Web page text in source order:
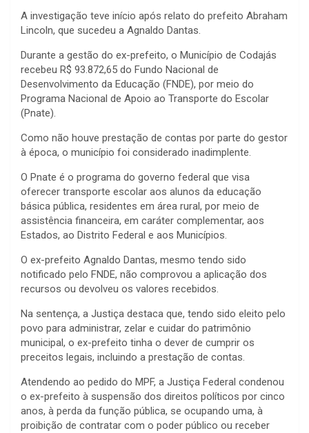
A investigação teve início após relato do prefeito Abraham
Lincoln, que sucedeu a Agnaldo Dantas.
Durante a gestão do ex-prefeito, o Município de Codajás
recebeu R$ 93.872,65 do Fundo Nacional de
Desenvolvimento da Educação (FNDE), por meio do
Programa Nacional de Apoio ao Transporte do Escolar
(Pnate).
Como não houve prestação de contas por parte do gestor
à época, o município foi considerado inadimplente.
O Pnate é o programa do governo federal que visa
oferecer transporte escolar aos alunos da educação
básica pública, residentes em área rural, por meio de
assistência financeira, em caráter complementar, aos
Estados, ao Distrito Federal e aos Municípios.
O ex-prefeito Agnaldo Dantas, mesmo tendo sido
notificado pelo FNDE, não comprovou a aplicação dos
recursos ou devolveu os valores recebidos.
Na sentença, a Justiça destaca que, tendo sido eleito pelo
povo para administrar, zelar e cuidar do patrimônio
municipal, o ex-prefeito tinha o dever de cumprir os
preceitos legais, incluindo a prestação de contas.
Atendendo ao pedido do MPF, a Justiça Federal condenou
o ex-prefeito à suspensão dos direitos políticos por cinco
anos, à perda da função pública, se ocupando uma, à
proibição de contratar com o poder público ou receber